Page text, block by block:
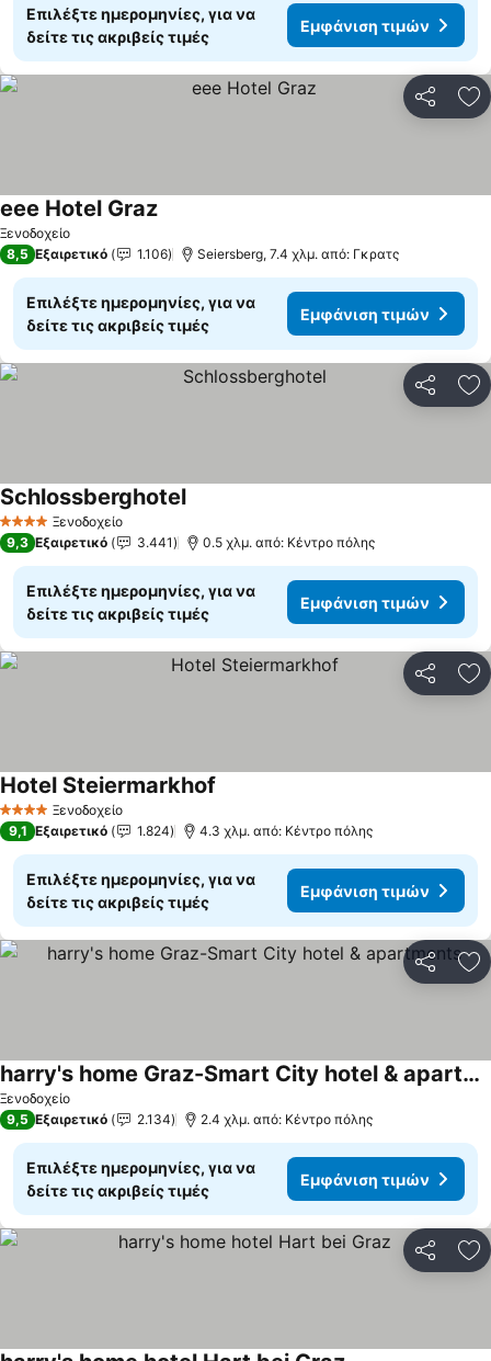
Επιλέξτε ημερομηνίες, για να
δείτε τις ακριβείς τιμές
Εμφάνιση τιμών
Ξενοδοχείο
eee Hotel GrazΕμφάνιση τιμών
8,5 Εξαιρετικό 1.106 Seiersberg, 7.4 χλμ. από: Γκρατς
Επιλέξτε ημερομηνίες, για να
δείτε τις ακριβείς τιμές
Εμφάνιση τιμών
4 ΑστέριαΞενοδοχείο
SchlossberghotelΕμφάνιση τιμών
9,3 Εξαιρετικό 3.441 0.5 χλμ. από: Κέντρο πόλης
Επιλέξτε ημερομηνίες, για να
δείτε τις ακριβείς τιμές
Εμφάνιση τιμών
4 ΑστέριαΞενοδοχείο
Hotel Steiermarkhof
9,1 Εξαιρετικό 1.824 4.3 χλμ. από: Κέντρο πόλης
Επιλέξτε ημερομηνίες, για να
δείτε τις ακριβείς τιμές
Εμφάνιση τιμών
Ξενοδοχείο
harry's home Graz-Smart City hotel & apartments
Εμφάνιση τιμών
9,5 Εξαιρετικό 2.134 2.4 χλμ. από: Κέντρο πόλης
Επιλέξτε ημερομηνίες, για να
δείτε τις ακριβείς τιμές
Εμφάνιση τιμών